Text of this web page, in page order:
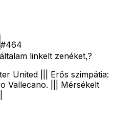
#464
linkelt zenéket,?
United ||| Erős szimpátia:
Vallecano. ||| Mérsékelt